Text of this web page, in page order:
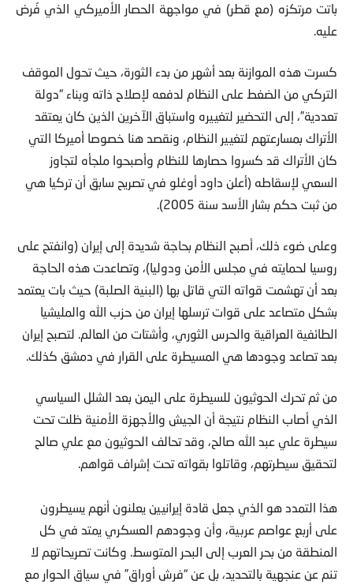
باتت مرتكزه (مع قطر) في مواجهة الحصار الأميركي الذي فُرض
عليه.
كسرت هذه الموازنة بعد أشهر من بدء الثورة، حيث تحول الموقف
التركي من الضغط على النظام لدفعه لإصلاح ذاته وبناء “دولة
تعددية”، إلى التحضير لتغييره واستباق الآخرين الذين كان يعتقد
الأتراك بمسارعتهم لتغيير النظام، ونقصد هنا خصوصا أميركا التي
كان الأتراك قد كسروا حصارها للنظام وأصبحوا ملجأه لتجاوز
السعي لإسقاطه (أعلن داود أوغلو في تصريح سابق أن تركيا هي
من ثبت حكم بشار الأسد سنة 2005).
وعلى ضوء ذلك، أصبح النظام بحاجة شديدة إلى إيران (وانفتح على
روسيا لحمايته في مجلس الأمن ودوليا)، وتصاعدت هذه الحاجة
بعد أن تهشمت قواته التي قاتل بها (البنية الصلبة) حيث بات يعتمد
بشكل متصاعد على قوات ترسلها إيران من حزب الله والمليشيا
الطائفية العراقية والحرس الثوري، وأشتات من العالم. لتصبح إيران
بعد تصاعد وجودها هي المسيطرة على القرار في دمشق كذلك.
من ثم تحرك الحوثيون للسيطرة على اليمن بعد الشلل السياسي
الذي أصاب النظام نتيجة أن الجيش والأجهزة الأمنية ظلت تحت
سيطرة علي عبد الله صالح، وقد تحالف الحوثيون مع علي صالح
لتحقيق سيطرتهم، وقاتلوا بقواته تحت إشراف قواهم.
هذا التمدد هو الذي جعل قادة إيرانيين يعلنون أنهم يسيطرون
على أربع عواصم عربية، وأن وجودهم العسكري يمتد في كل
المنطقة من بحر العرب إلى البحر المتوسط. وكانت تصريحاتهم لا
تنم عن عنجهية بالتحديد، بل عن “فرش أوراق” في سياق الحوار مع